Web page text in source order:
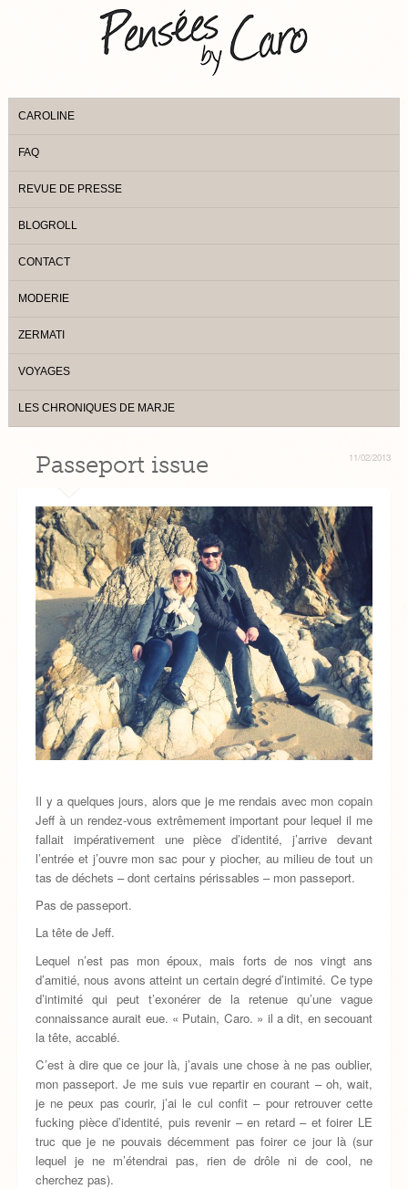
CAROLINE
FAQ
REVUE DE PRESSE
BLOGROLL
CONTACT
MODERIE
ZERMATI
VOYAGES
LES CHRONIQUES DE MARJE
11/02/2013
Passeport issue
Il y a quelques jours, alors que je me rendais avec mon copain
Jeff à un rendez-vous extrêmement important pour lequel il me
fallait impérativement une pièce d’identité, j’arrive devant
l’entrée et j’ouvre mon sac pour y piocher, au milieu de tout un
tas de déchets – dont certains périssables – mon passeport.
Pas de passeport.
La tête de Jeff.
Lequel n’est pas mon époux, mais forts de nos vingt ans
d’amitié, nous avons atteint un certain degré d’intimité. Ce type
d’intimité qui peut t’exonérer de la retenue qu’une vague
connaissance aurait eue. « Putain, Caro. » il a dit, en secouant
la tête, accablé.
C’est à dire que ce jour là, j’avais une chose à ne pas oublier,
mon passeport. Je me suis vue repartir en courant – oh, wait,
je ne peux pas courir, j’ai le cul confit – pour retrouver cette
fucking pièce d’identité, puis revenir – en retard – et foirer LE
truc que je ne pouvais décemment pas foirer ce jour là (sur
lequel je ne m’étendrai pas, rien de drôle ni de cool, ne
cherchez pas).